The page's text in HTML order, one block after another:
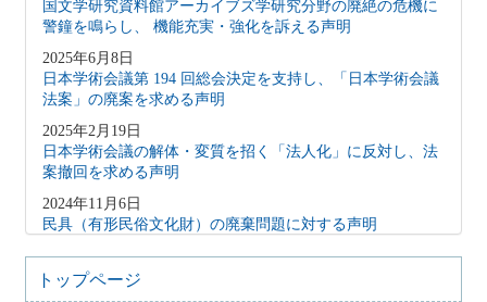
国文学研究資料館アーカイブズ学研究分野の廃絶の危機に
警鐘を鳴らし、 機能充実・強化を訴える声明
2025年6月8日
日本学術会議第 194 回総会決定を支持し、「日本学術会議
法案」の廃案を求める声明
2025年2月19日
日本学術会議の解体・変質を招く「法人化」に反対し、法
案撤回を求める声明
2024年11月6日
民具（有形民俗文化財）の廃棄問題に対する声明
2024年1月17日
能登半島地震で被災された皆様へ
トップページ